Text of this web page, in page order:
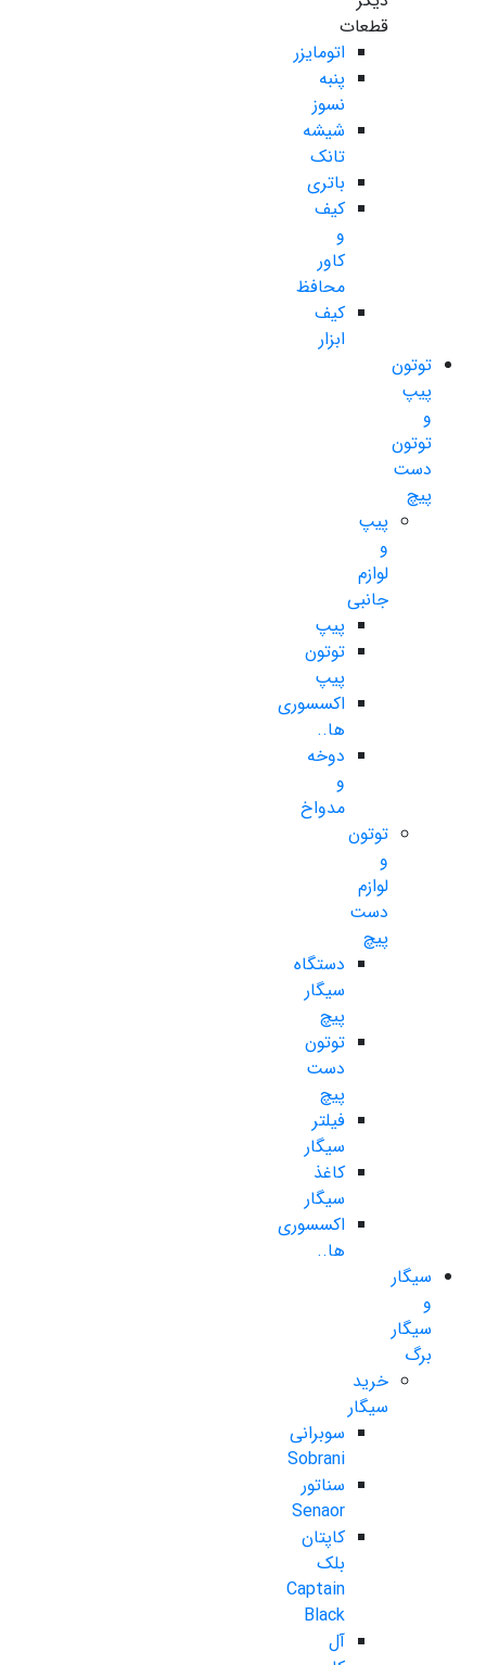
قطعات
اتومایزر
پنبه
نسوز
شیشه
تانک
باتری
کیف
و
کاور
محافظ
کیف
ابزار
توتون
پیپ
و
توتون
دست
پیچ
پیپ
و
لوازم
جانبی
پیپ
توتون
پیپ
اکسسوری
ها..
دوخه
و
مدواخ
توتون
و
لوازم
دست
پیچ
دستگاه
سیگار
پیچ
توتون
دست
پیچ
فیلتر
سیگار
کاغذ
سیگار
اکسسوری
ها..
سیگار
و
سیگار
برگ
خرید
سیگار
سوبرانی
Sobrani
سناتور
Senaor
کاپتان
بلک
Captain
Black
آل